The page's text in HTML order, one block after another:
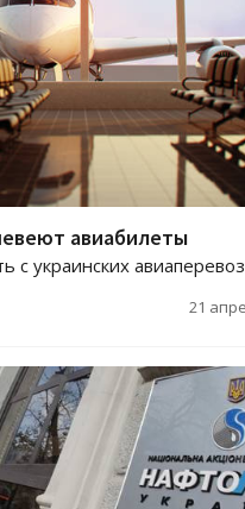
авиабилеты
с украинских
21